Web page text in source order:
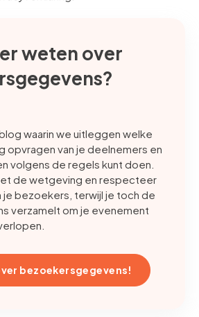
weten over
waarin we uitleggen welke
opvragen van je deelnemers en
volgens de regels kunt doen.
de wetgeving en respecteer
je bezoekers, terwijl je toch de
verzamelt om je evenement
bezoekersgegevens!